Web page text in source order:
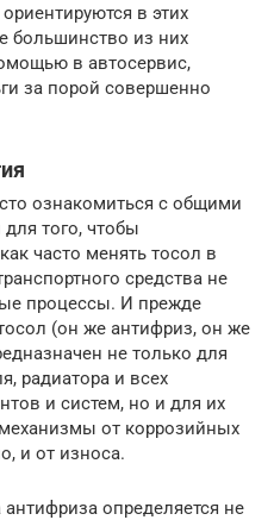
в этих
большинство из них
в автосервис,
за порой совершенно
ознакомиться с общими
того, чтобы
часто менять тосол в
средства не
процессы. И прежде
(он же антифриз, он же
не только для
радиатора и всех
и систем, но и для их
от коррозийных
и от износа.
определяется не